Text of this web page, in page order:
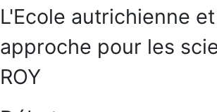
L'Ecole autrichienne
approche pour les
ROY